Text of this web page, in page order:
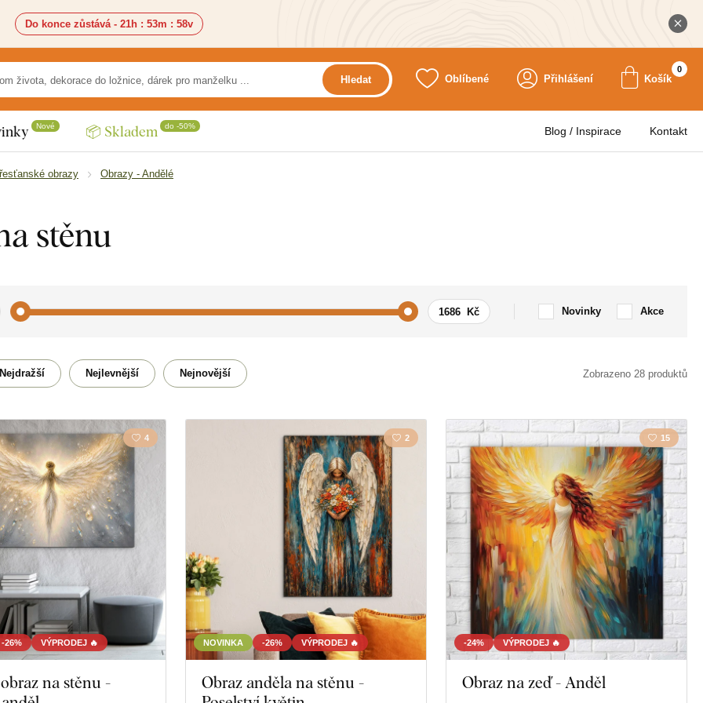
Do konce zůstává - 21h : 53m : 56v
Hledat Oblíbené Přihlášení Košík
0
Nové 📦 Skladem do -50% Blog / Inspirace Kontakt
obrazy Obrazy - Andělé
stěnu
Novinky Akce
Křesťanství
Nejdražší Nejlevnější Nejnovější Zobrazeno 28 produktů
-26% VÝPRODEJ 🔥
4
na stěnu -
NOVINKA -26% VÝPRODEJ 🔥
2
Obraz anděla na stěnu -
-24% VÝPRODEJ 🔥
15
Obraz na zeď - Anděl